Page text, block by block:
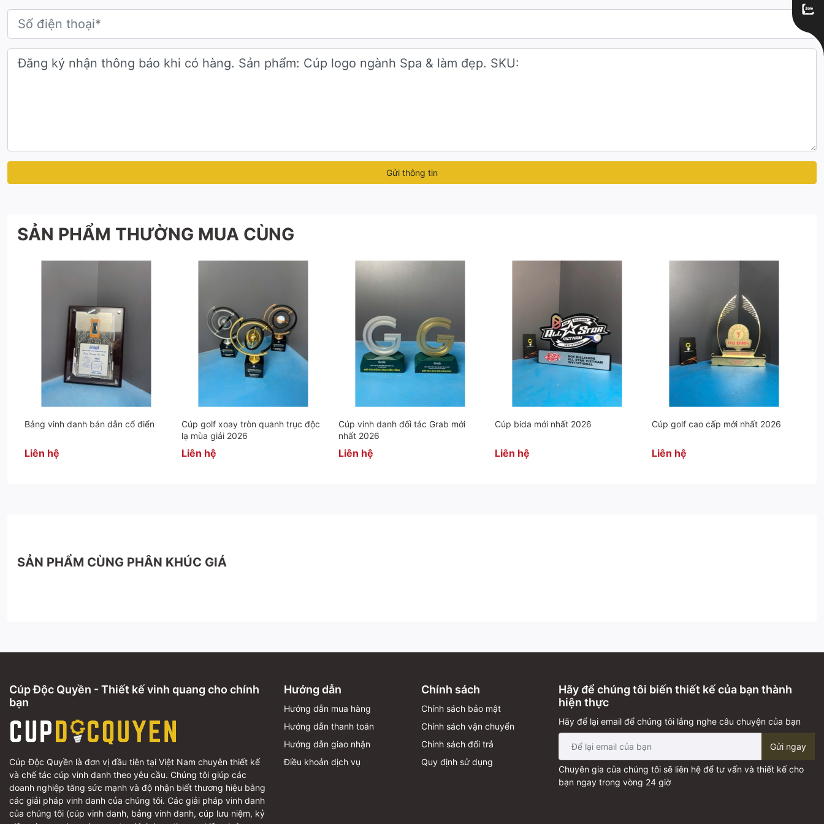
👉 Với mẫu cúp logo, cúp vinh danh Caramind như trên, bạn chỉ cần gửi:
Tên chương trình/sự kiện
Tên & danh hiệu người được vinh danh
Gửi thông tin
SẢN PHẨM THƯỜNG MUA CÙNG
Bảng vinh danh bán dẫn cổ điển
Liên hệ
Cúp golf xoay tròn quanh trục độc
lạ mùa giải 2026
Liên hệ
Cúp vinh danh đối tác Grab mới
nhất 2026
Liên hệ
Cúp bida mới nhất 2026
Liên hệ
Cúp golf cao cấp mới nhất 2026
Liên hệ
SẢN PHẨM CÙNG PHÂN KHÚC GIÁ
Cúp Độc Quyền - Thiết kế vinh quang cho chính
bạn
Cúp Độc Quyền là đơn vị đầu tiên tại Việt Nam chuyên thiết kế
và chế tác cúp vinh danh theo yêu cầu. Chúng tôi giúp các
doanh nghiệp tăng sức mạnh và độ nhận biết thương hiệu bằng
các giải pháp vinh danh của chúng tôi. Các giải pháp vinh danh
của chúng tôi (cúp vinh danh, bảng vinh danh, cúp lưu niệm, kỷ
Hướng dẫn
Hướng dẫn mua hàng
Hướng dẫn thanh toán
Hướng dẫn giao nhận
Điều khoản dịch vụ
Chính sách
Chính sách bảo mật
Chính sách vận chuyển
Chính sách đổi trả
Quy định sử dụng
Hãy để chúng tôi biến thiết kế của bạn thành
hiện thực
Hãy để lại email để chúng tôi lắng nghe câu chuyện của bạn
Gửi ngay
Chuyên gia của chúng tôi sẽ liên hệ để tư vấn và thiết kế cho
bạn ngay trong vòng 24 giờ